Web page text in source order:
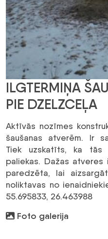
ILGTERMIŅA
PIE DZELZCEĻA
Aktīvās nozīmes
šaušanas atverēm. Ir
Tiek uzskatīts, ka tās
paliekas. Dažas atveres
paredzēta, lai
noliktavas no
55.695833, 26.463988
Foto galerija